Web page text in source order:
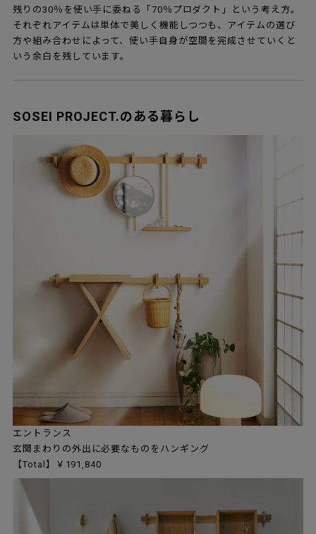
残りの30％を使い手に委ねる「70％プロダクト」という考え方。
それぞれアイテムは単体で美しく機能しつつも、アイテムの選び
方や組み合わせによって、使い手自身が空間を完成させていくと
いう余白を残しています。
SOSEI PROJECT.のある暮らし
エントランス
玄関まわりの外出に必要なものをハンギング
【Total】￥191,840